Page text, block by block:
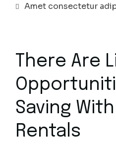
Amet consectetur
There Are
Saving
Rentals